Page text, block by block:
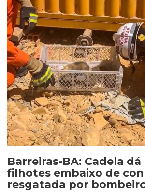
Barreiras-BA: Cadela dá
filhotes embaixo de
resgatada por